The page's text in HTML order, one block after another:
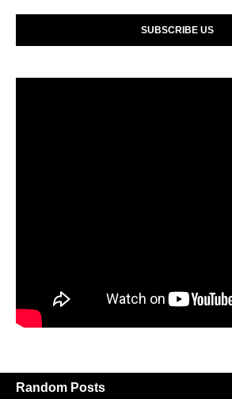
SUBSCRIBE US
Random Posts